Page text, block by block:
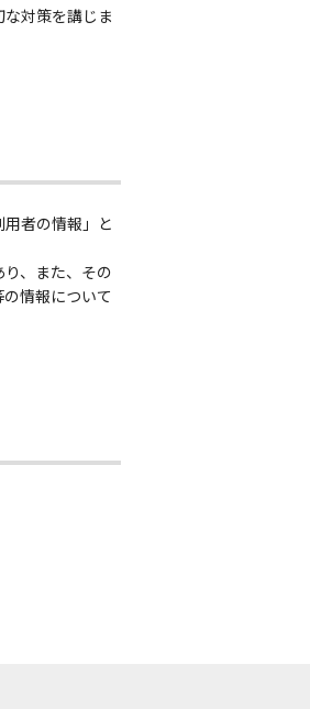
対策を講じま
者の情報」と
、また、その
情報について